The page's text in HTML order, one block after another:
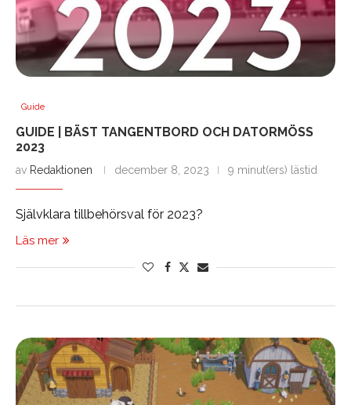
Guide
GUIDE | BÄST TANGENTBORD OCH DATORMÖSS
2023
av Redaktionen december 8, 2023 9 minut(ers) lästid
Självklara tillbehörsval för 2023?
Läs mer